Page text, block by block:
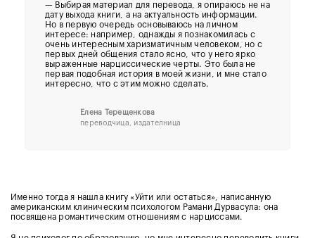
— Выбирая материал для перевода, я опираюсь не на
дату выхода книги, а на актуальность информации.
Но в первую очередь основываюсь на личном
интересе: например, однажды я познакомилась с
очень интересным харизматичным человеком, но с
первых дней общения стало ясно, что у него ярко
выраженные нарциссические черты. Это была не
первая подобная история в моей жизни, и мне стало
интересно, что с этим можно сделать.
Елена Терещенкова
переводчица, издателница
Именно тогда я нашла книгу «Уйти или остаться», написанную
американским клиническим психологом Рамани Дурвасула: она
посвящена романтическим отношениям с нарциссами.